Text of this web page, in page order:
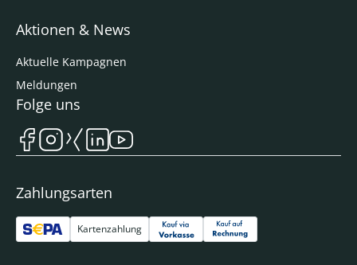
Aktionen & News
Aktuelle Kampagnen
Meldungen
Zahlungsarten
Kartenzahlung
Folge uns